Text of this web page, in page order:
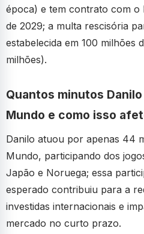
época) e tem contrato com o
de 2029; a multa rescisória
estabelecida em 100 milhões
milhões).
Quantos minutos
Mundo e como isso
Danilo atuou por apenas 44
Mundo, participando dos
Japão e Noruega; essa
esperado contribuiu para a
investidas internacionais e
mercado no curto prazo.